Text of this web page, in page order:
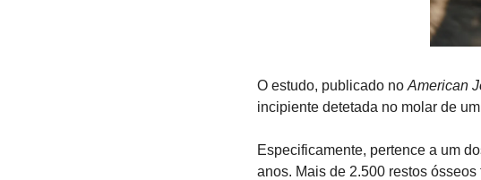
O estudo, publicado no American
incipiente detetada no molar de
Especificamente, pertence a um
anos. Mais de 2.500 restos